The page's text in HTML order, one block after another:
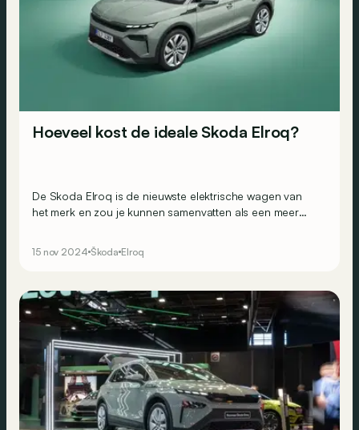
Hoeveel kost de ideale Skoda Elroq?
De Skoda Elroq is de nieuwste elektrische wagen van
het merk en zou je kunnen samenvatten als een meer
opties inbegrepen?
15 nov 2024 Škoda Elroq